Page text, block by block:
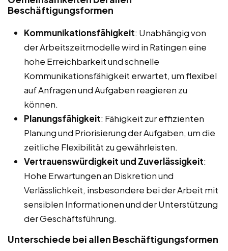
Beschäftigungsformen
Kommunikationsfähigkeit: Unabhängig von
der Arbeitszeitmodelle wird in Ratingen eine
hohe Erreichbarkeit und schnelle
Kommunikationsfähigkeit erwartet, um flexibel
auf Anfragen und Aufgaben reagieren zu
können.
Planungsfähigkeit: Fähigkeit zur effizienten
Planung und Priorisierung der Aufgaben, um die
zeitliche Flexibilität zu gewährleisten.
Vertrauenswürdigkeit und Zuverlässigkeit:
Hohe Erwartungen an Diskretion und
Verlässlichkeit, insbesondere bei der Arbeit mit
sensiblen Informationen und der Unterstützung
der Geschäftsführung.
Unterschiede bei allen Beschäftigungsformen